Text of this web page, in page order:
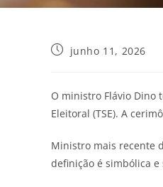
junho 11, 2026
O ministro Flávio Dino
Eleitoral (TSE). A
Ministro mais recente
definição é simbólica